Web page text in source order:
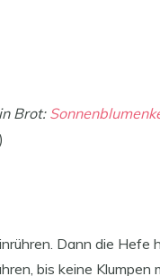
Brot:
Dann die Hefe
bis keine Klumpen